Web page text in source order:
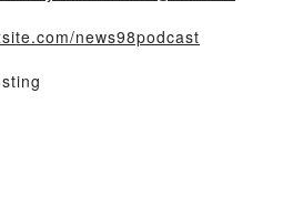
news98podcast